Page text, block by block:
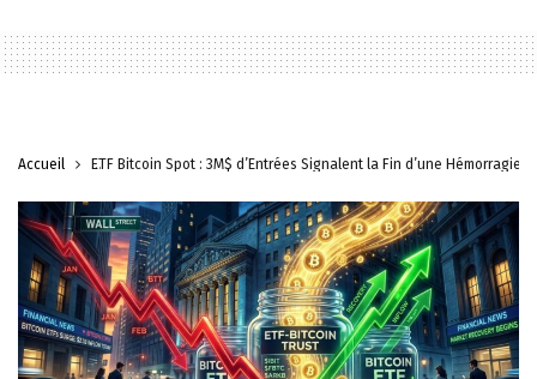
Accueil ETF Bitcoin Spot : 3M$ d’Entrées Signalent la Fin d’une Hémorragie